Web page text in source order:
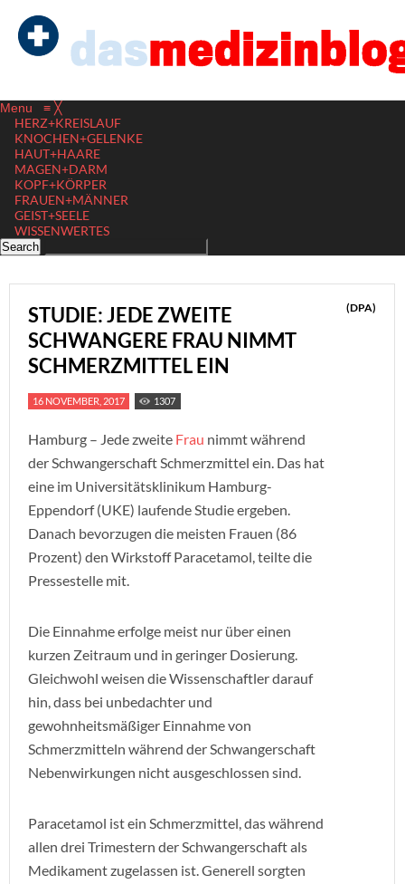
Menu ≡ ╳
HERZ+KREISLAUF
KNOCHEN+GELENKE
HAUT+HAARE
MAGEN+DARM
KOPF+KÖRPER
FRAUEN+MÄNNER
GEIST+SEELE
WISSENWERTES
STUDIE: JEDE ZWEITE
SCHWANGERE FRAU NIMMT
SCHMERZMITTEL EIN
(DPA)
16 NOVEMBER, 2017 1307
Hamburg – Jede zweite Frau nimmt während
der Schwangerschaft Schmerzmittel ein. Das hat
eine im Universitätsklinikum Hamburg-
Eppendorf (UKE) laufende Studie ergeben.
Danach bevorzugen die meisten Frauen (86
Prozent) den Wirkstoff Paracetamol, teilte die
Pressestelle mit.
Die Einnahme erfolge meist nur über einen
kurzen Zeitraum und in geringer Dosierung.
Gleichwohl weisen die Wissenschaftler darauf
hin, dass bei unbedachter und
gewohnheitsmäßiger Einnahme von
Schmerzmitteln während der Schwangerschaft
Nebenwirkungen nicht ausgeschlossen sind.
Paracetamol ist ein Schmerzmittel, das während
allen drei Trimestern der Schwangerschaft als
Medikament zugelassen ist. Generell sorgten